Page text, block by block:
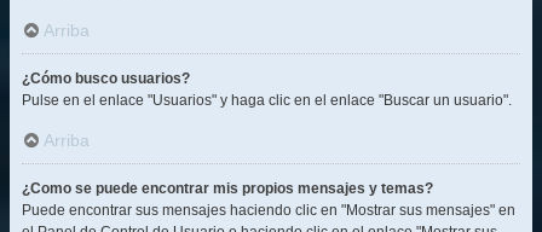
Arriba
¿Cómo busco usuarios?
Pulse en el enlace "Usuarios" y haga clic en el enlace "Buscar un usuario".
Arriba
¿Como se puede encontrar mis propios mensajes y temas?
Puede encontrar sus mensajes haciendo clic en "Mostrar sus mensajes" en